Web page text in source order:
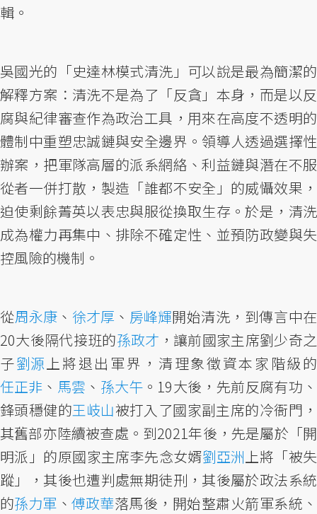
輯。
吳國光的「史達林模式清洗」可以說是最為簡潔的
解釋方案：清洗不是為了「反貪」本身，而是以反
腐與紀律審查作為政治工具，用來在高度不透明的
體制中重塑忠誠鏈與安全邊界。領導人透過選擇性
辦案，把軍隊高層的派系網絡、利益鏈與潛在不服
從者一併打散，製造「誰都不安全」的威懾效果，
迫使剩餘菁英以表忠與服從換取生存。於是，清洗
成為權力再集中、排除不確定性、並預防政變與失
控風險的機制。
從周永康、 徐才厚 、 房峰輝開始清洗，到傳言中在
20大後隔代接班的孫政才 ，讓前國家主席劉少奇之
子劉源上將退出軍界，清理象徵資本家階級的
任正非 、 馬雲 、 孫大午。19大後，先前反腐有功、
鋒頭穩健的王岐山被打入了國家副主席的冷衙門，
其舊部亦陸續被查處。到2021年後，先是屬於「開
明派」的原國家主席李先念女婿劉亞洲上將「被失
蹤」，其後也遭判處無期徒刑，其後屬於政法系統
的孫力軍 、傅政華落馬後，開始整肅火箭軍系統、